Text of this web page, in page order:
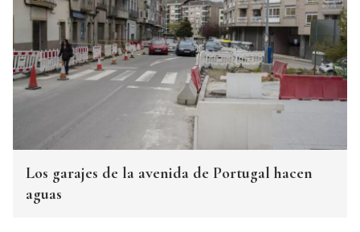
Los garajes de la avenida de Portugal hacen
aguas